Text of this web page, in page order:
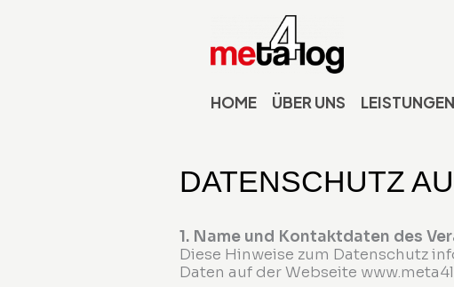
HOME ÜBER UNS LEISTUNGEN
DATENSCHUTZ
1. Name und Kontaktdaten des
Diese Hinweise zum Datenschutz
Daten auf der Webseite